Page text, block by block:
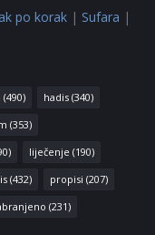
po korak | Sufara |
(490) hadis (340)
(353)
liječenje (190)
(432) propisi (207)
(231)